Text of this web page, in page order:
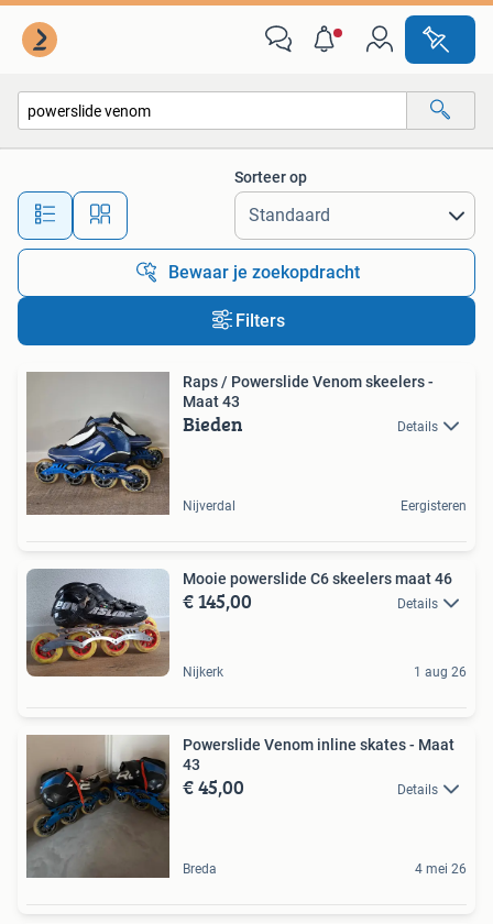
Alle afstanden…
Sorteer op
Bewaar je zoekopdracht
Filters
Raps / Powerslide Venom skeelers -
Maat 43
Bieden Details
Nijverdal Eergisteren
Mooie powerslide C6 skeelers maat 46
€ 145,00 Details
Nijkerk 1 aug 26
Powerslide Venom inline skates - Maat
43
€ 45,00 Details
Breda 4 mei 26